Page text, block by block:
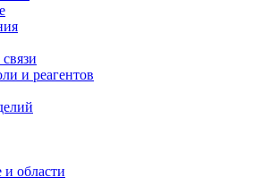
и реагентов
области